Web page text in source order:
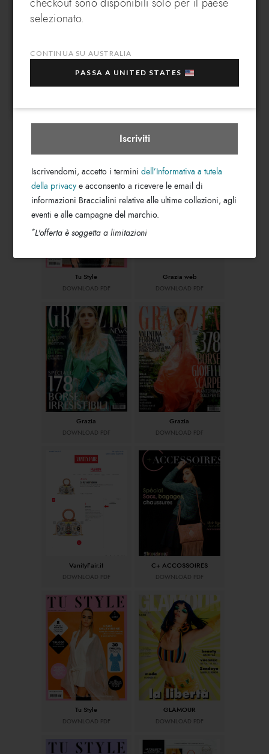
Tu Style
DOWNLOAD PDF
Grazia web
DOWNLOAD PDF
Grazia
DOWNLOAD PDF
Grazia
DOWNLOAD PDF
VanityFair.it
DOWNLOAD PDF
C+ ACCOSSOIRES
DOWNLOAD PDF
Tu Style
DOWNLOAD PDF
GLAMOUR
DOWNLOAD PDF
In che paese desideri spedire?
Seleziona boutique Australia
Iscriviti alla nostra newsletter, subito per te un
Iscriviti
Iscrivendomi, accetto i terminidell’Informativa a tutela
della privacy e acconsento a ricevere le email di
informazioni Braccialini relative alle ultime collezioni, agli
eventi e alle campagne del marchio.
*L'offerta è soggetta a limitazioni
checkout sono disponibili solo per il paese
selezionato.
CONTINUA SU AUSTRALIA
PASSA A UNITED STATES